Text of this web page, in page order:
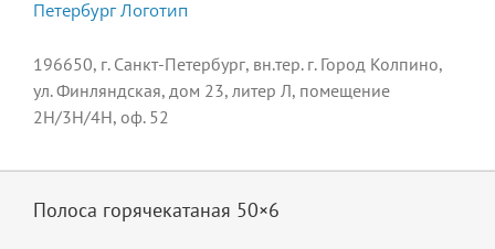
196650, г. Санкт-Петербург, вн.тер. г. Город Колпино,
ул. Финляндская, дом 23, литер Л, помещение
2Н/3Н/4Н, оф. 52
Полоса горячекатаная 50×6